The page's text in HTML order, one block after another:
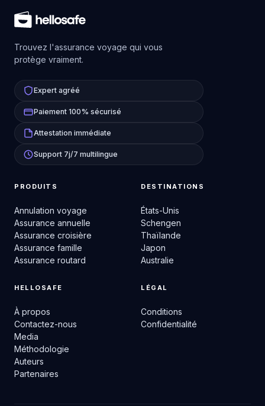
Trouvez l'assurance voyage qui vous
protège vraiment.
Expert agréé
Paiement 100% sécurisé
Attestation immédiate
Support 7j/7 multilingue
PRODUITS
Annulation voyage
Assurance annuelle
Assurance croisière
Assurance famille
Assurance routard
DESTINATIONS
États-Unis
Schengen
Thaïlande
Japon
Australie
HELLOSAFE
À propos
Contactez-nous
Media
Méthodologie
Auteurs
Partenaires
LÉGAL
Conditions
Confidentialité